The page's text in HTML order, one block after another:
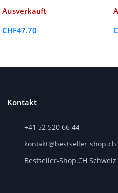
Ausverkauft
CHF47.70
Kontakt
+41 52 520 66 44
kontakt@bestseller-shop.ch
Bestseller-Shop.CH Schweiz